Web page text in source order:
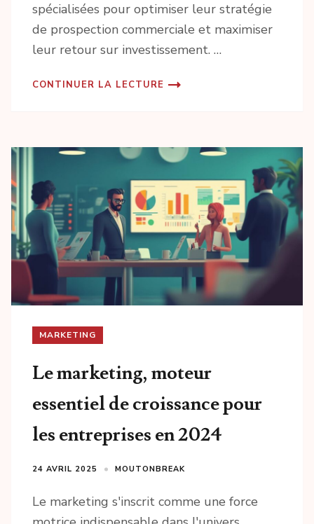
spécialisées pour optimiser leur stratégie
de prospection commerciale et maximiser
leur retour sur investissement. …
CONTINUER LA LECTURE
MARKETING
Le marketing, moteur
essentiel de croissance pour
les entreprises en 2024
24 AVRIL 2025 MOUTONBREAK
Le marketing s'inscrit comme une force